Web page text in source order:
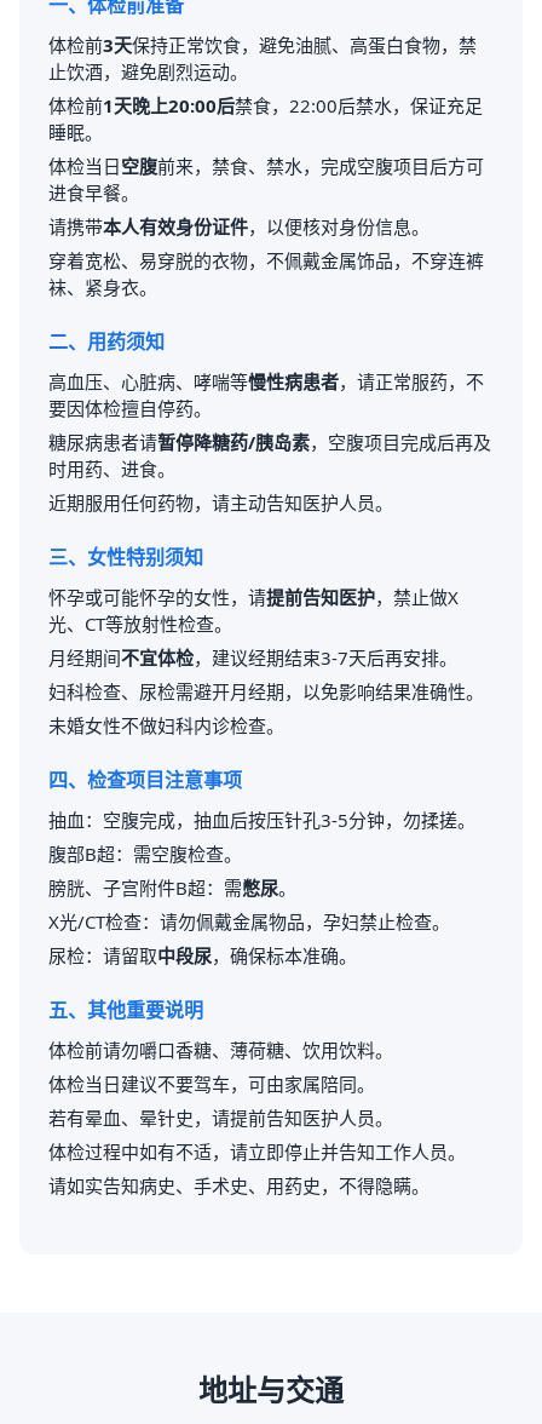
体检前3天保持正常饮食，避免油腻、高蛋白食物，禁
止饮酒，避免剧烈运动。
体检前1天晚上20:00后禁食，22:00后禁水，保证充足
睡眠。
体检当日空腹前来，禁食、禁水，完成空腹项目后方可
进食早餐。
请携带本人有效身份证件，以便核对身份信息。
穿着宽松、易穿脱的衣物，不佩戴金属饰品，不穿连裤
袜、紧身衣。
二、用药须知
高血压、心脏病、哮喘等慢性病患者，请正常服药，不
要因体检擅自停药。
糖尿病患者请暂停降糖药/胰岛素，空腹项目完成后再及
时用药、进食。
近期服用任何药物，请主动告知医护人员。
三、女性特别须知
怀孕或可能怀孕的女性，请提前告知医护，禁止做X
光、CT等放射性检查。
月经期间不宜体检，建议经期结束3-7天后再安排。
妇科检查、尿检需避开月经期，以免影响结果准确性。
未婚女性不做妇科内诊检查。
四、检查项目注意事项
抽血：空腹完成，抽血后按压针孔3-5分钟，勿揉搓。
腹部B超：需空腹检查。
膀胱、子宫附件B超：需憋尿。
X光/CT检查：请勿佩戴金属物品，孕妇禁止检查。
尿检：请留取中段尿，确保标本准确。
五、其他重要说明
体检前请勿嚼口香糖、薄荷糖、饮用饮料。
体检当日建议不要驾车，可由家属陪同。
若有晕血、晕针史，请提前告知医护人员。
体检过程中如有不适，请立即停止并告知工作人员。
请如实告知病史、手术史、用药史，不得隐瞒。
地址与交通